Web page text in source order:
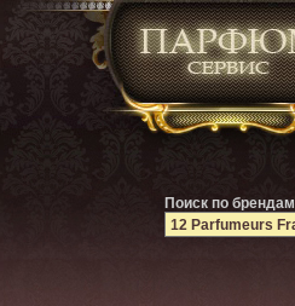
Поиск по брендам